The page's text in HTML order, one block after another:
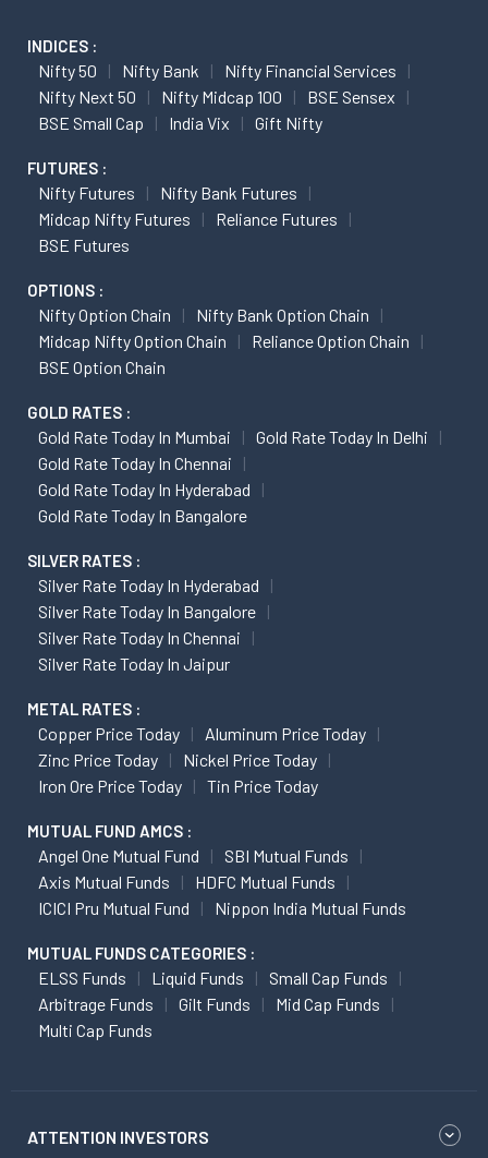
INDICES :
Nifty 50 Nifty Bank
Nifty Financial Services
Nifty Next 50
Nifty Midcap 100
BSE Sensex
BSE Small Cap
India Vix Gift Nifty
FUTURES :
Nifty Futures
Nifty Bank Futures
Midcap Nifty Futures
Reliance Futures
BSE Futures
OPTIONS :
Nifty Option Chain
Nifty Bank Option Chain
Midcap Nifty Option Chain
Reliance Option Chain
BSE Option Chain
GOLD RATES :
Gold Rate Today In Mumbai
Gold Rate Today In Delhi
Gold Rate Today In Chennai
Gold Rate Today In Hyderabad
Gold Rate Today In Bangalore
SILVER RATES :
Silver Rate Today In Hyderabad
Silver Rate Today In Bangalore
Silver Rate Today In Chennai
Silver Rate Today In Jaipur
METAL RATES :
Copper Price Today
Aluminum Price Today
Zinc Price Today
Nickel Price Today
Iron Ore Price Today
Tin Price Today
MUTUAL FUND AMCS :
Angel One Mutual Fund
SBI Mutual Funds
Axis Mutual Funds
HDFC Mutual Funds
ICICI Pru Mutual Fund
Nippon India Mutual Funds
MUTUAL FUNDS CATEGORIES :
ELSS Funds Liquid Funds
Small Cap Funds
Arbitrage Funds
Gilt Funds
Mid Cap Funds
Multi Cap Funds
ATTENTION INVESTORS